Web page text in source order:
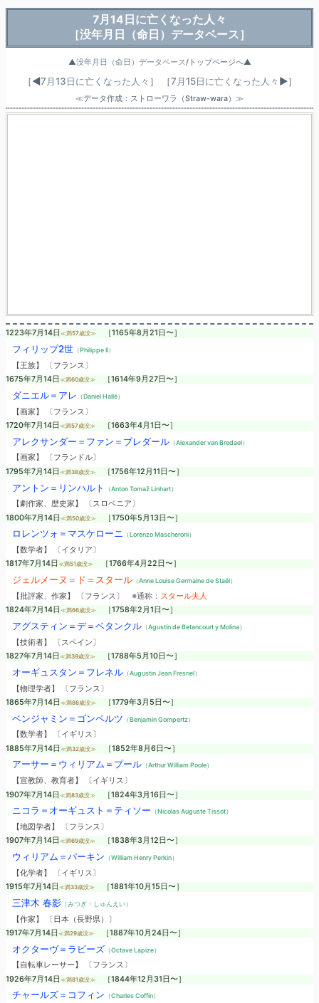
7月14日に亡くなった人々
［没年月日（命日）データベース］
▲没年月日（命日）データベース/トップページへ▲
［◀7月13日に亡くなった人々 ］ ［7月15日に亡くなった人々 ▶］
≪データ作成：ストローワラ（Straw-wara）≫
1223年7月14日 ≪満57歳没≫ ［1165年8月21日〜］
フィリップ2世（Philippe II）
【王族】 〔フランス〕
1675年7月14日 ≪満60歳没≫ ［1614年9月27日〜］
ダニエル＝アレ （Daniel Hallé）
【画家】 〔フランス〕
1720年7月14日 ≪満57歳没≫ ［1663年4月1日〜］
アレクサンダー＝ファン＝ブレダール（Alexander van Bredael）
【画家】 〔フランドル〕
1795年7月14日 ≪満38歳没≫ ［1756年12月11日〜］
アントン＝リンハルト （Anton Tomaž Linhart）
【劇作家、歴史家】 〔スロベニア〕
1800年7月14日 ≪満50歳没≫ ［1750年5月13日〜］
ロレンツォ＝マスケローニ （Lorenzo Mascheroni）
【数学者】 〔イタリア〕
1817年7月14日 ≪満51歳没≫ ［1766年4月22日〜］
ジェルメーヌ＝ド＝スタール（Anne Louise Germaine de Staël）
【批評家、作家】 〔フランス〕 ※通称： スタール夫人
1824年7月14日 ≪満66歳没≫ ［1758年2月1日〜］
アグスティン＝デ＝ベタンクル（Agustín de Betancourt y Molina）
【技術者】 〔スペイン〕
1827年7月14日 ≪満39歳没≫ ［1788年5月10日〜］
オーギュスタン＝フレネル（Augustin Jean Fresnel）
【物理学者】 〔フランス〕
1865年7月14日 ≪満86歳没≫ ［1779年3月5日〜］
ベンジャミン＝ゴンペルツ （Benjamin Gompertz）
【数学者】 〔イギリス〕
1885年7月14日 ≪満32歳没≫ ［1852年8月6日〜］
アーサー＝ウィリアム＝プール（Arthur William Poole）
【宣教師、教育者】 〔イギリス〕
1907年7月14日 ≪満83歳没≫ ［1824年3月16日〜］
ニコラ＝オーギュスト＝ティソー （Nicolas Auguste Tissot）
【地図学者】 〔フランス〕
1907年7月14日 ≪満69歳没≫ ［1838年3月12日〜］
ウィリアム＝パーキン （William Henry Perkin）
【化学者】 〔イギリス〕
1915年7月14日 ≪満33歳没≫ ［1881年10月15日〜］
三津木 春影（みつぎ・しゅんえい）
【作家】 〔日本（長野県）〕
1917年7月14日 ≪満29歳没≫ ［1887年10月24日〜］
オクターヴ＝ラピーズ （Octave Lapize）
【自転車レーサー】 〔フランス〕
1926年7月14日 ≪満81歳没≫ ［1844年12月31日〜］
チャールズ＝コフィン （Charles Coffin）